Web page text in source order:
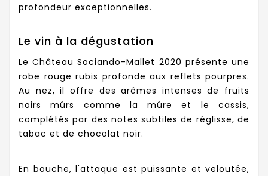
profondeur exceptionnelles.
Le vin à la dégustation
Le Château Sociando-Mallet 2020 présente une
robe rouge rubis profonde aux reflets pourpres.
Au nez, il offre des arômes intenses de fruits
noirs mûrs comme la mûre et le cassis,
complétés par des notes subtiles de réglisse, de
tabac et de chocolat noir.
En bouche, l'attaque est puissante et veloutée,